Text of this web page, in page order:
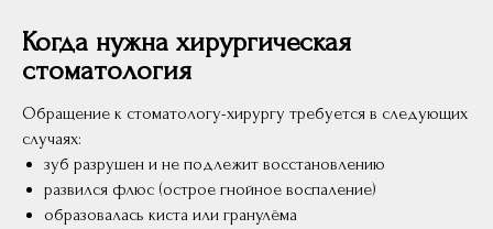
Когда нужна хирургическая
стоматология
Обращение к стоматологу-хирургу требуется в следующих
случаях:
зуб разрушен и не подлежит восстановлению
развился флюс (острое гнойное воспаление)
образовалась киста или гранулёма